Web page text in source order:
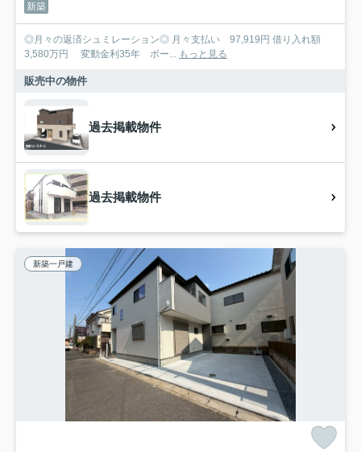
新築
◎月々の返済シュミレーション◎ 月々支払い 97,919円 借り入れ額
3,580万円 変動金利35年 ボー... もっと見る
販売中の物件
過去掲載物件
過去掲載物件
新築一戸建